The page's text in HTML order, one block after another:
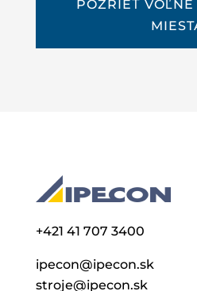
POZRIEŤ VOĽNÉ
+421 41 707 3400
ipecon@ipecon.sk
stroje@ipecon.sk